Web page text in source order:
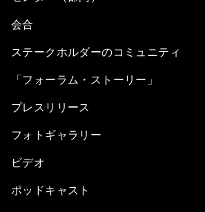
会合
ステークホルダーのコミュニティ
「フォーラム・ストーリー」
プレスリリース
フォトギャラリー
ビデオ
ポッドキャスト